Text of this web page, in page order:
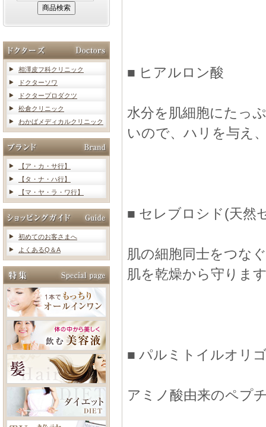
相澤皮フ科クリニック
ドクターソワ
ドクタープロダクツ
松倉クリニック
わかばメディカルクリニック
【ア・カ・サ行】
【タ・ナ・ハ行】
【マ・ヤ・ラ・ワ行】
初めてのお客さまへ
よくあるQ＆A
■ ヒアルロン酸
水分を肌細胞にたっ
いので、ハリを与え
■ セレブロシド(天然
肌の細胞同士をつな
肌を乾燥から守りま
■ パルミトイルオリ
アミノ酸由来のペプ